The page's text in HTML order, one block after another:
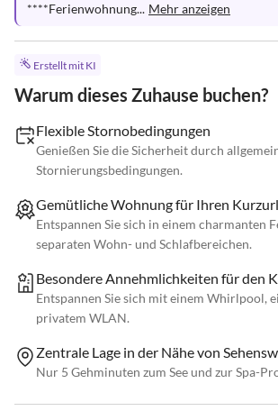
****Ferienwohnung... Mehr anzeigen
Erstellt mit KI
Warum dieses Zuhause buchen?
Flexible Stornobedingungen
Genießen Sie die Sicherheit durch
Stornierungsbedingungen.
Gemütliche Wohnung für Ihren
Entspannen Sie sich in einem charmanten
separaten Wohn- und Schlafbereichen.
Besondere Annehmlichkeiten für den
Entspannen Sie sich mit einem Whirlpool,
privatem WLAN.
Zentrale Lage in der Nähe von
Nur 5 Gehminuten zum See und zur Spa-